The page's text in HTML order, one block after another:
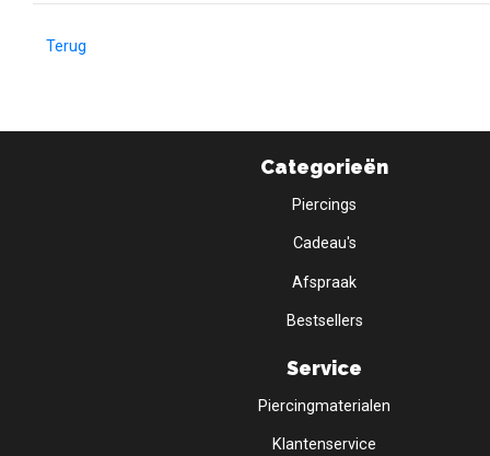
Terug
Categorieën
Piercings
Cadeau's
Afspraak
Bestsellers
Service
Piercingmaterialen
Klantenservice